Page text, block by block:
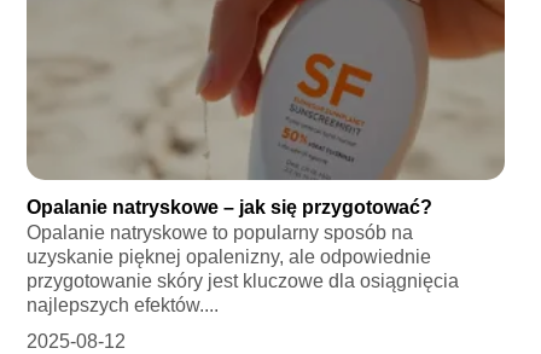
Opalanie natryskowe – jak się przygotować?
Opalanie natryskowe to popularny sposób na
uzyskanie pięknej opalenizny, ale odpowiednie
przygotowanie skóry jest kluczowe dla osiągnięcia
najlepszych efektów....
2025-08-12